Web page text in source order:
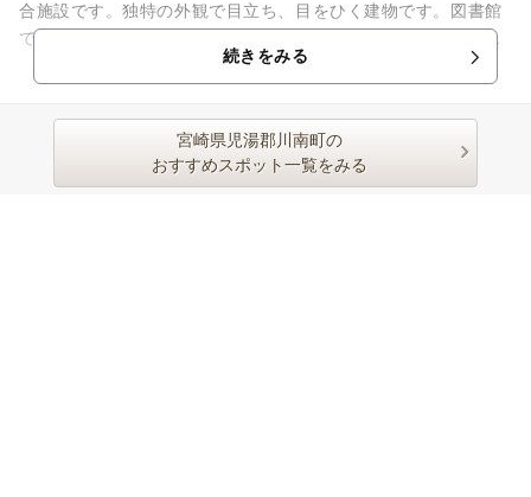
合施設です。独特の外観で目立ち、目をひく建物です。図書館
では毎月たくさんのイベントが行われ、町民や子どもたちが安
心して楽しめ、学べる場所と...続きをみる
宮崎県児湯郡川南町の
おすすめスポット一覧をみる